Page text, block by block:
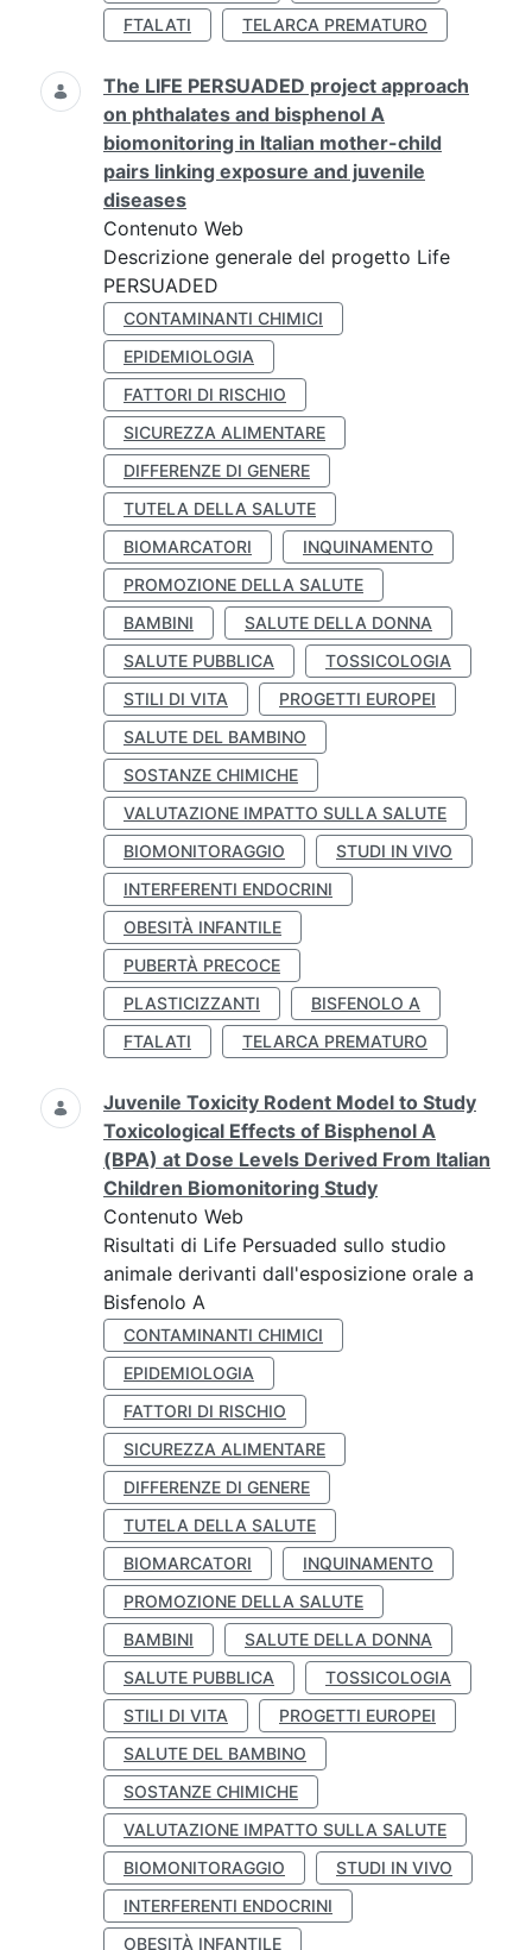
FTALATI
TELARCA PREMATURO
The LIFE PERSUADED project approach
on phthalates and bisphenol A
biomonitoring in Italian mother-child
pairs linking exposure and juvenile
diseases
Contenuto Web
Descrizione generale del progetto Life
PERSUADED
CONTAMINANTI CHIMICI
EPIDEMIOLOGIA
FATTORI DI RISCHIO
SICUREZZA ALIMENTARE
DIFFERENZE DI GENERE
TUTELA DELLA SALUTE
BIOMARCATORI
INQUINAMENTO
PROMOZIONE DELLA SALUTE
BAMBINI
SALUTE DELLA DONNA
SALUTE PUBBLICA
TOSSICOLOGIA
STILI DI VITA
PROGETTI EUROPEI
SALUTE DEL BAMBINO
SOSTANZE CHIMICHE
VALUTAZIONE IMPATTO SULLA SALUTE
BIOMONITORAGGIO
STUDI IN VIVO
INTERFERENTI ENDOCRINI
OBESITÀ INFANTILE
PUBERTÀ PRECOCE
PLASTICIZZANTI
BISFENOLO A
FTALATI
TELARCA PREMATURO
Juvenile Toxicity Rodent Model to Study
Toxicological Effects of Bisphenol A
(BPA) at Dose Levels Derived From Italian
Children Biomonitoring Study
Contenuto Web
Risultati di Life Persuaded sullo studio
animale derivanti dall'esposizione orale a
Bisfenolo A
CONTAMINANTI CHIMICI
EPIDEMIOLOGIA
FATTORI DI RISCHIO
SICUREZZA ALIMENTARE
DIFFERENZE DI GENERE
TUTELA DELLA SALUTE
BIOMARCATORI
INQUINAMENTO
PROMOZIONE DELLA SALUTE
BAMBINI
SALUTE DELLA DONNA
SALUTE PUBBLICA
TOSSICOLOGIA
STILI DI VITA
PROGETTI EUROPEI
SALUTE DEL BAMBINO
SOSTANZE CHIMICHE
VALUTAZIONE IMPATTO SULLA SALUTE
BIOMONITORAGGIO
STUDI IN VIVO
INTERFERENTI ENDOCRINI
OBESITÀ INFANTILE